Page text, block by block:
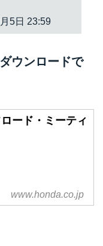
5日 23:59
ウンロードで
ード・ミーティ
www.honda.co.jp